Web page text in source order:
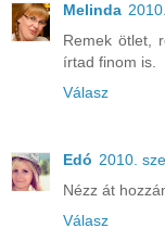
Melinda
Remek ötlet,
írtad finom is.
Válasz
Edó 2010.
Nézz át
Válasz